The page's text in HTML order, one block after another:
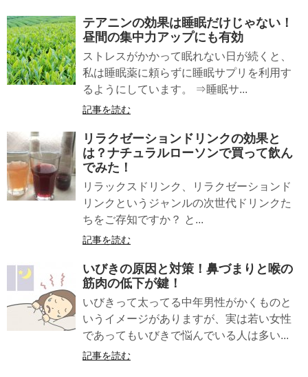
テアニンの効果は睡眠だけじゃない！
昼間の集中力アップにも有効
ストレスがかかって眠れない日が続くと、
私は睡眠薬に頼らずに睡眠サプリを利用す
るようにしています。 ⇒睡眠サ...
記事を読む
リラクゼーションドリンクの効果と
は？ナチュラルローソンで買って飲ん
でみた！
リラックスドリンク、リラクゼーションド
リンクというジャンルの次世代ドリンクた
ちをご存知ですか？ と...
記事を読む
いびきの原因と対策！鼻づまりと喉の
筋肉の低下が鍵！
いびきって太ってる中年男性がかくものと
いうイメージがありますが、実は若い女性
であってもいびきで悩んでいる人は多い...
記事を読む